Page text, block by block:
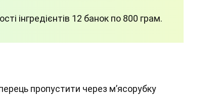
інгредієнтів 12 банок по 800 грам.
пропустити через м’ясорубку